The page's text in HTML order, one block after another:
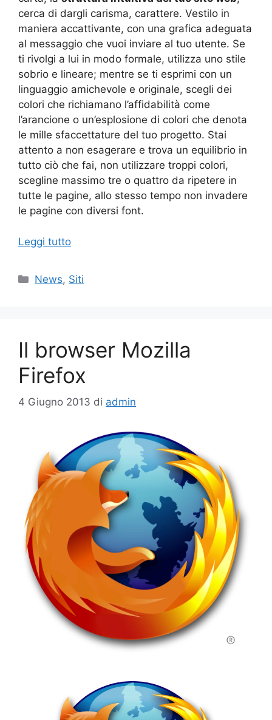
cerca di dargli carisma, carattere. Vestilo in
maniera accattivante, con una grafica adeguata
al messaggio che vuoi inviare al tuo utente. Se
ti rivolgi a lui in modo formale, utilizza uno stile
sobrio e lineare; mentre se ti esprimi con un
linguaggio amichevole e originale, scegli dei
colori che richiamano l’affidabilità come
l’arancione o un’esplosione di colori che denota
le mille sfaccettature del tuo progetto. Stai
attento a non esagerare e trova un equilibrio in
tutto ciò che fai, non utilizzare troppi colori,
scegline massimo tre o quattro da ripetere in
tutte le pagine, allo stesso tempo non invadere
le pagine con diversi font.
Leggi tutto
Categorie
News, Siti
Il browser Mozilla
Firefox
4 Giugno 2013 di admin